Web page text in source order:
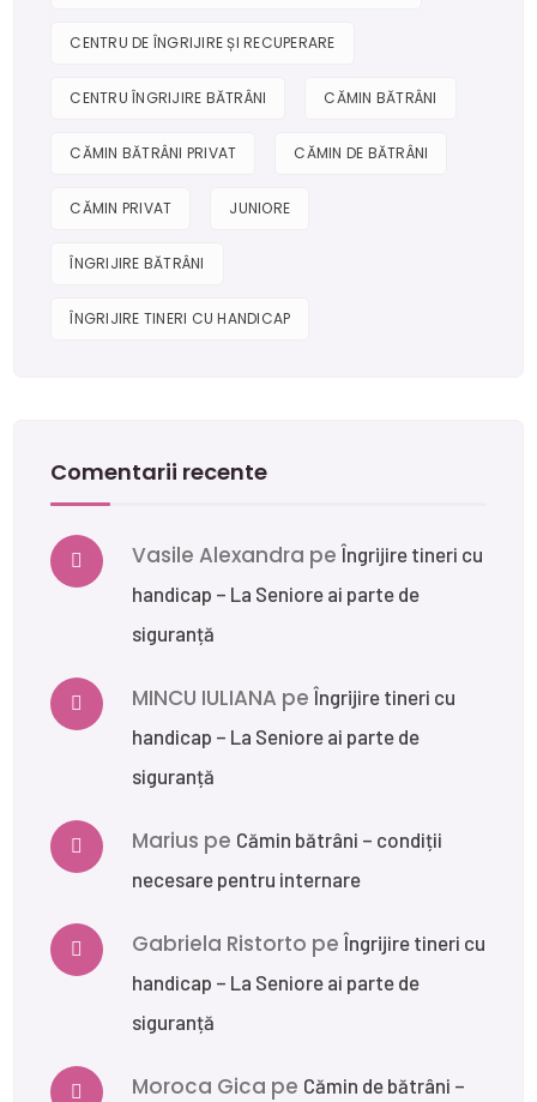
CENTRU DE ÎNGRIJIRE ȘI RECUPERARE
CENTRU ÎNGRIJIRE BĂTRÂNI CĂMIN BĂTRÂNI
CĂMIN BĂTRÂNI PRIVAT CĂMIN DE BĂTRÂNI
CĂMIN PRIVAT JUNIORE
ÎNGRIJIRE BĂTRÂNI
ÎNGRIJIRE TINERI CU HANDICAP
Comentarii recente
Vasile Alexandra peÎngrijire tineri cu
handicap – La Seniore ai parte de
siguranță
MINCU IULIANA peÎngrijire tineri cu
handicap – La Seniore ai parte de
siguranță
Marius pe Cămin bătrâni – condiții
necesare pentru internare
Gabriela Ristorto peÎngrijire tineri cu
handicap – La Seniore ai parte de
siguranță
Moroca Gica pe Cămin de bătrâni –